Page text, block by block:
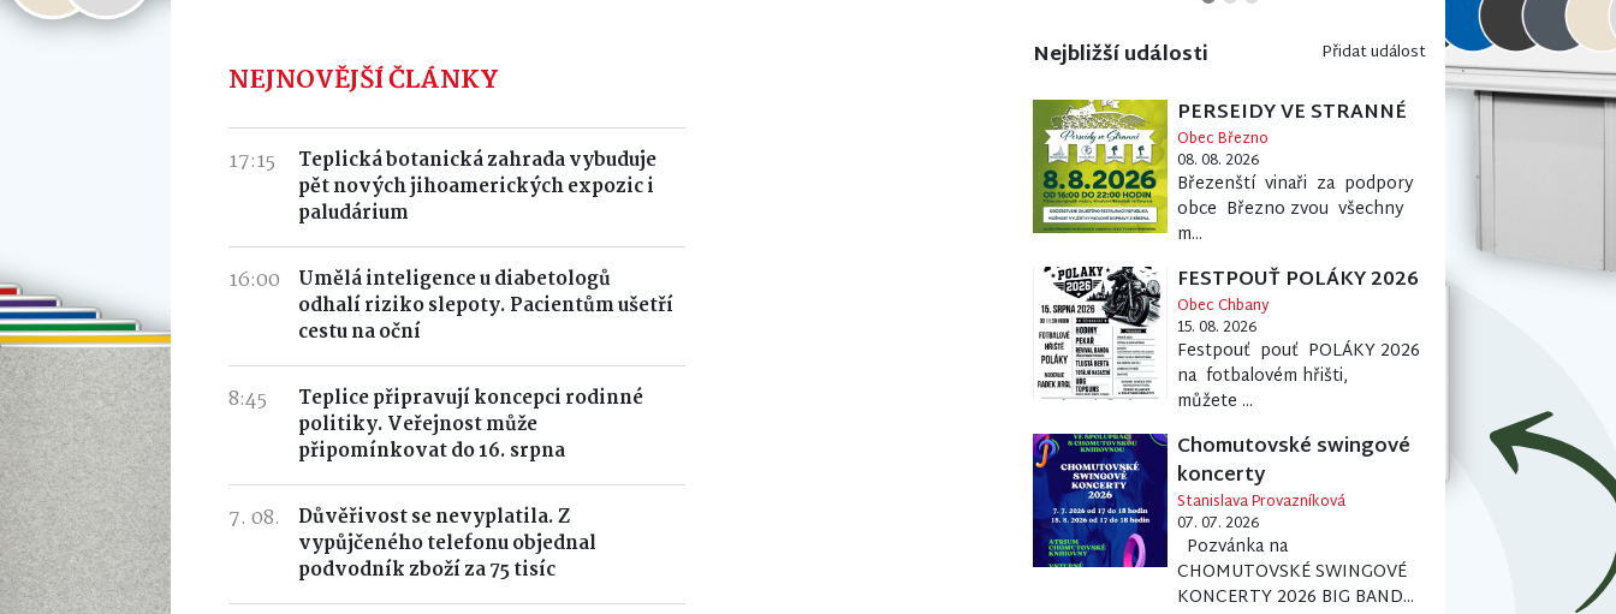
NEJNOVĚJŠÍ ČLÁNKY
17:15
Teplická botanická zahrada vybuduje
pět nových jihoamerických expozic i
paludárium
16:00
Umělá inteligence u diabetologů
odhalí riziko slepoty. Pacientům ušetří
cestu na oční
8:45
Teplice připravují koncepci rodinné
politiky. Veřejnost může
připomínkovat do 16. srpna
7. 08.
Důvěřivost se nevyplatila. Z
vypůjčeného telefonu objednal
podvodník zboží za 75 tisíc
Nejbližší události Přidat událost
PERSEIDY VE STRANNÉ
Obec Březno
08. 08. 2026
Březenští vinaři za podpory
obce Březno zvou všechny
m...
FESTPOUŤ POLÁKY 2026
Obec Chbany
15. 08. 2026
Festpouť pouť POLÁKY 2026
na fotbalovém hřišti,
můžete ...
Chomutovské swingové
koncerty
Stanislava Provazníková
07. 07. 2026
Pozvánka na
CHOMUTOVSKÉ SWINGOVÉ
KONCERTY 2026 BIG BAND...